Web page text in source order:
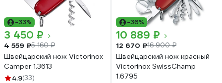
-33%
3 450 ₽
4 559 ₽5 160 ₽
Швейцарский нож Victorinox
Camper 1.3613
4.9(33)
-36%
10 889 ₽
12 670 ₽16 900 ₽
Швейцарский нож красный
Victorinox SwissChamp
1.6795